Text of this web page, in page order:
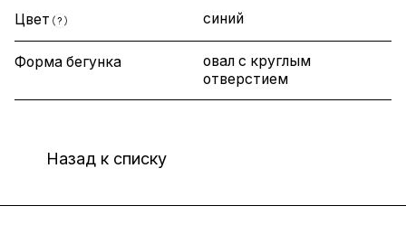
Цвет ? синий
Форма бегунка
овал с круглым
отверстием
Назад к списку